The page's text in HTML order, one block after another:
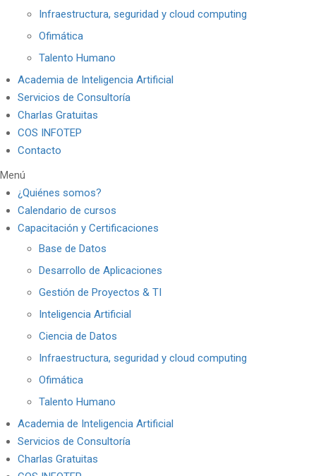
Infraestructura, seguridad y cloud computing
Ofimática
Talento Humano
Academia de Inteligencia Artificial
Servicios de Consultoría
Charlas Gratuitas
COS INFOTEP
Contacto
Menú
¿Quiénes somos?
Calendario de cursos
Capacitación y Certificaciones
Base de Datos
Desarrollo de Aplicaciones
Gestión de Proyectos & TI
Inteligencia Artificial
Ciencia de Datos
Infraestructura, seguridad y cloud computing
Ofimática
Talento Humano
Academia de Inteligencia Artificial
Servicios de Consultoría
Charlas Gratuitas